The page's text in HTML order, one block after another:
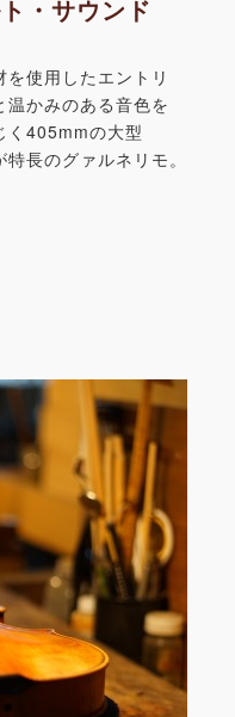
・サウンド
使用したエントリ
かみのある音色を
く405mmの大型
長のグァルネリモ。